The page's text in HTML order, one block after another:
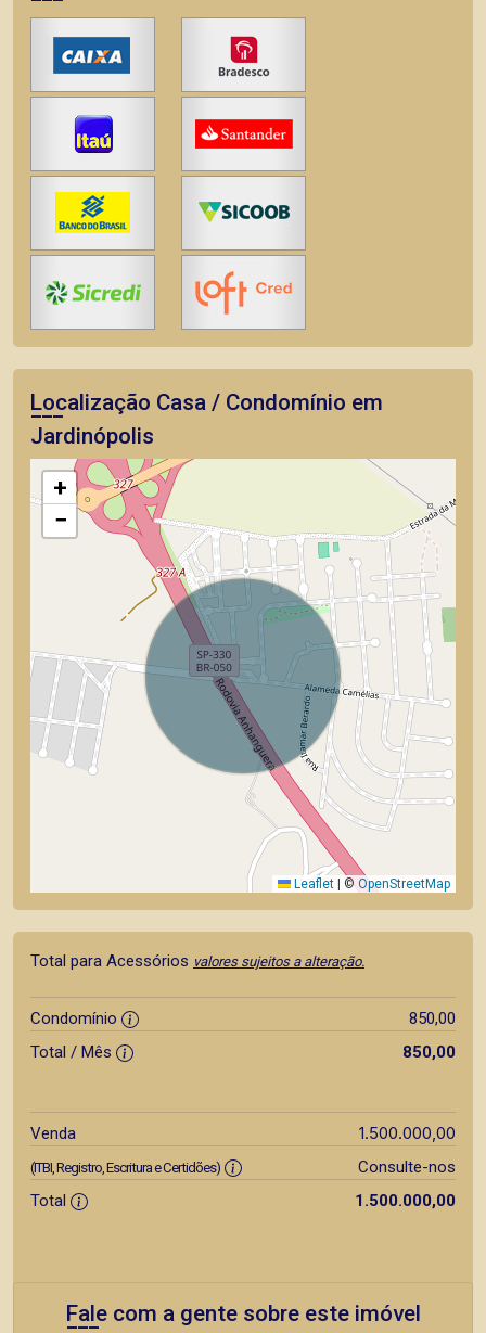
Localização Casa / Condomínio em
Jardinópolis
+
−
Leaflet | © OpenStreetMap
Total para Acessórios valores sujeitos a alteração.
Condomínio
850,00
Total / Mês
850,00
Venda 1.500.000,00
(ITBI, Registro, Escritura e Certidões)
Consulte-nos
Total
1.500.000,00
Fale com a gente sobre este imóvel